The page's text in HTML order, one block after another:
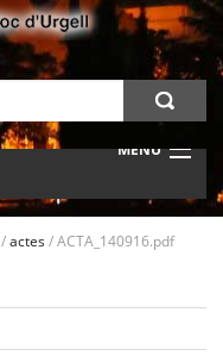
MENU
/actes/ACTA_140916.pdf